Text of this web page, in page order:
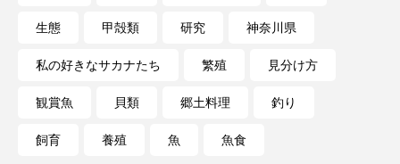
磯遊び 神戸須磨シーワールド
生態 甲殻類 研究 神奈川県
私の好きなサカナたち 繁殖 見分け方
観賞魚 貝類 郷土料理 釣り
飼育 養殖 魚 魚食